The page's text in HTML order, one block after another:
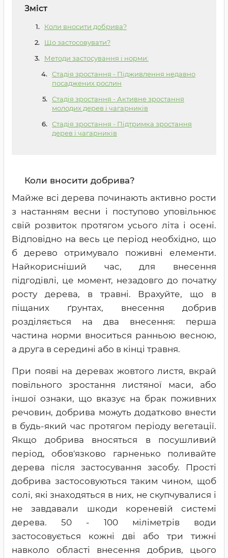
Зміст
Коли вносити добрива?
Що застосовувати?
Методи застосування і норми:
Стадія зростання - Підживлення недавно
посаджених рослин
Стадія зростання - Активне зростання
молодих дерев і чагарників
Стадія зростання - Підтримка зростання
дерев і чагарників
Коли вносити добрива?
Майже всі дерева починають активно рости
з настанням весни і поступово уповільнює
свій розвиток протягом усього літа і осені.
Відповідно на весь це період необхідно, що
б дерево отримувало поживні елементи.
Найкорисніший час, для внесення
підгодівлі, це момент, незадовго до початку
росту дерева, в травні. Врахуйте, що в
піщаних ґрунтах, внесення добрив
розділяється на два внесення: перша
частина норми вноситься ранньою весною,
а друга в середині або в кінці травня.
При появі на деревах жовтого листя, вкрай
повільного зростання листяної маси, або
іншої ознаки, що вказує на брак поживних
речовин, добрива можуть додатково внести
в будь-який час протягом періоду вегетації.
Якщо добрива вносяться в посушливий
період, обов'язково гарненько поливайте
дерева після застосування засобу. Прості
добрива застосовуються таким чином, щоб
солі, які знаходяться в них, не скупчувалися і
не завдавали шкоди кореневій системі
дерева. 50 - 100 міліметрів води
застосовується кожні дві або три тижні
навколо області внесення добрив, цього